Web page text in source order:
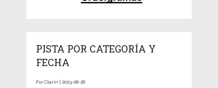
PISTA POR CATEGORÍA Y
FECHA
For Clarín | 2023-08-26